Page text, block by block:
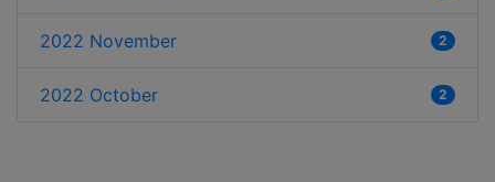
2022 November 2
2022 October 2